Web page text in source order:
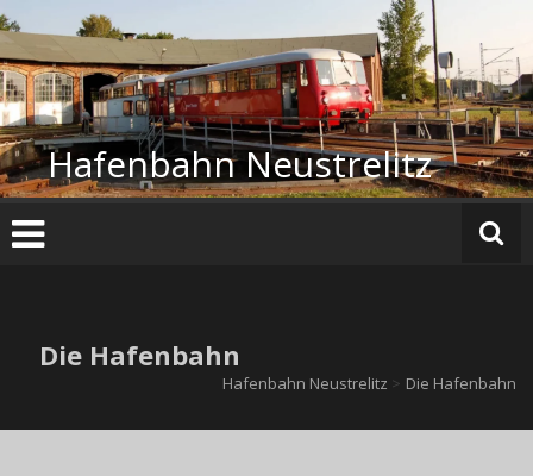
Zum
Inhalt
springen
Hafenbahn Neustrelitz
Die Hafenbahn
Hafenbahn Neustrelitz > Die Hafenbahn